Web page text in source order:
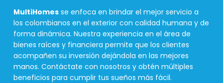
MultiHomes se enfoca en brindar el mejor servicio a
los colombianos en el exterior con calidad humana y de
forma dinámica. Nuestra experiencia en el área de
bienes raíces y financiera permite que los clientes
acompañen su inversión dejándola en las mejores
manos. Contáctate con nosotros y obtén múltiples
beneficios para cumplir tus sueños más fácil.